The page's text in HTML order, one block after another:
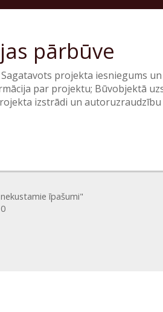
pārbūve
projekta iesniegums
par projektu; Būvobjektā
izstrādi un
īpašumi"